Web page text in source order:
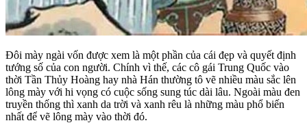
Đôi mày ngài vốn được xem là một phần của cái đẹp và quyết định
tướng số của con người. Chính vì thế, các cô gái Trung Quốc vào
thời Tần Thủy Hoàng hay nhà Hán thường tô vẽ nhiều màu sắc lên
lông mày với hi vọng có cuộc sống sung túc dài lâu. Ngoài màu đen
truyền thống thì xanh da trời và xanh rêu là những màu phổ biến
nhất để vẽ lông mày vào thời đó.